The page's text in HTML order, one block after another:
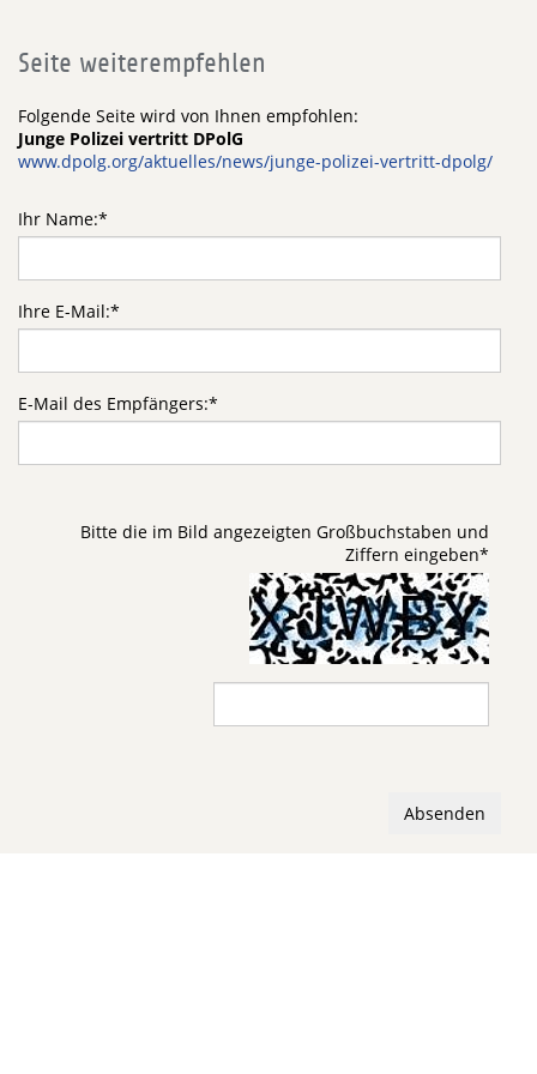
Seite weiterempfehlen
Folgende Seite wird von Ihnen empfohlen:
Junge Polizei vertritt DPolG
www.dpolg.org/aktuelles/news/junge-polizei-vertritt-dpolg/
Ihr Name:*
Ihre E-Mail:*
E-Mail des Empfängers:*
Bitte die im Bild angezeigten Großbuchstaben und
Ziffern eingeben*
Absenden